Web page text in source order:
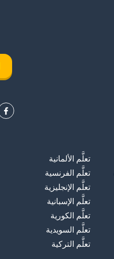
تعلَّم الألمانية
تعلَّم الفرنسية
تعلَّم الإنجليزية
تعلَّم الإسبانية
تعلَّم الكورية
تعلَّم السويدية
تعلَّم التركية